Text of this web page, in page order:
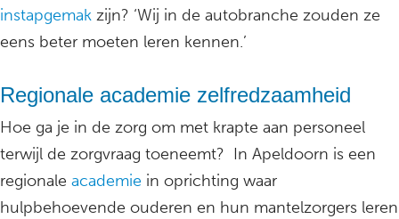
instapgemak zijn? ‘Wij in de autobranche zouden ze
eens beter moeten leren kennen.’
Regionale academie zelfredzaamheid
Hoe ga je in de zorg om met krapte aan personeel
terwijl de zorgvraag toeneemt? In Apeldoorn is een
regionale academie in oprichting waar
hulpbehoevende ouderen en hun mantelzorgers leren